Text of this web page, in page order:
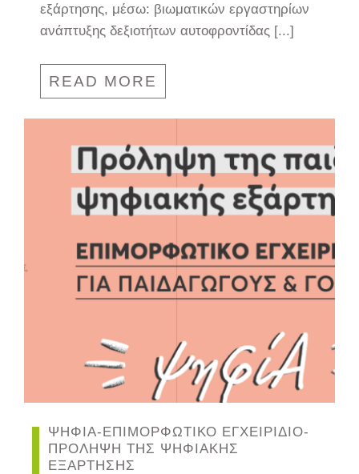
εξάρτησης, μέσω: βιωματικών εργαστηρίων
ανάπτυξης δεξιοτήτων αυτοφροντίδας [...]
READ MORE
ΨΗΦΙΑ-ΕΠΙΜΟΡΦΩΤΙΚΟ ΕΓΧΕΙΡΙΔΙΟ-
ΠΡΟΛΗΨΗ ΤΗΣ ΨΗΦΙΑΚΗΣ
ΕΞΑΡΤΗΣΗΣ